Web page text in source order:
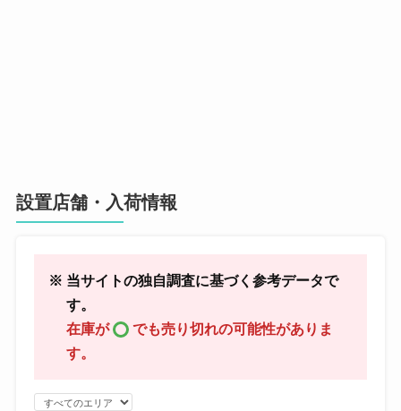
設置店舗・入荷情報
※ 当サイトの独自調査に基づく参考データで
す。
在庫が
でも売り切れの可能性がありま
す。
エ